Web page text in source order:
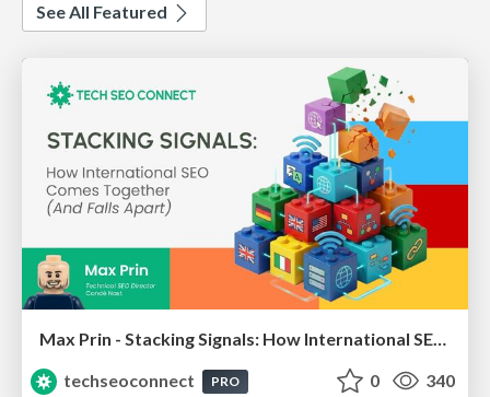
See All Featured
Max Prin - Stacking Signals: How International SEO Comes Together (And Falls Apart)
techseoconnect
PRO 0 340